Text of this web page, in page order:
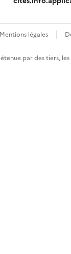
Mentions légales
par des tiers,